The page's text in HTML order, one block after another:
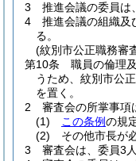
3
推進会議の委員は
4
推進会議の組織及
る。
(紋別市公正職務審
第10条
職員の倫理
うため、紋別市公
を置く。
2
審査会の所掌事項
(1)
この条例の規
(2)
その他市長が
3
審査会は、委員3